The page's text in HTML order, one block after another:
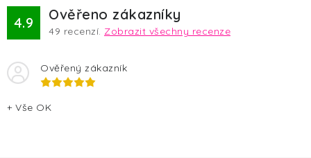
p
u
4.9 Ověřeno zákazníky
49 recenzí. Zobrazit všechny recenze
Ověřený zákazník
+ Vše OK